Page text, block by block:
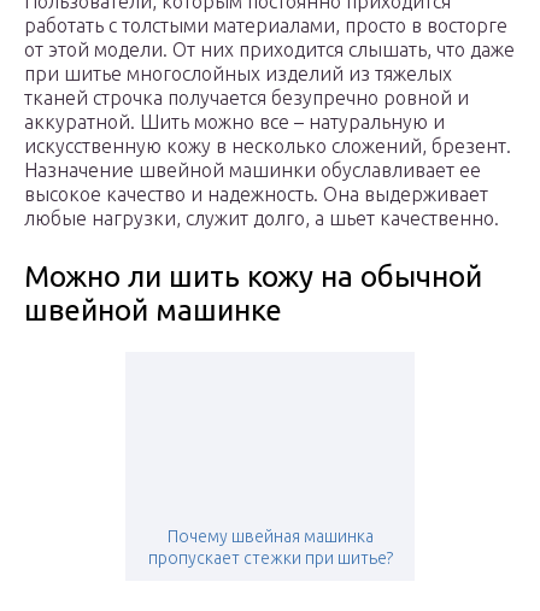
работать с толстыми материалами, просто в восторге
от этой модели. От них приходится слышать, что даже
при шитье многослойных изделий из тяжелых
тканей строчка получается безупречно ровной и
аккуратной. Шить можно все – натуральную и
искусственную кожу в несколько сложений, брезент.
Назначение швейной машинки обуславливает ее
высокое качество и надежность. Она выдерживает
любые нагрузки, служит долго, а шьет качественно.
Можно ли шить кожу на обычной
швейной машинке
Почему швейная машинка
пропускает стежки при шитье?